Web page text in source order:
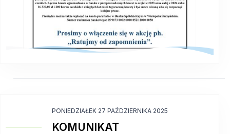
PONIEDZIAŁEK 27 PAŹDZIERNIKA 2025
KOMUNIKAT